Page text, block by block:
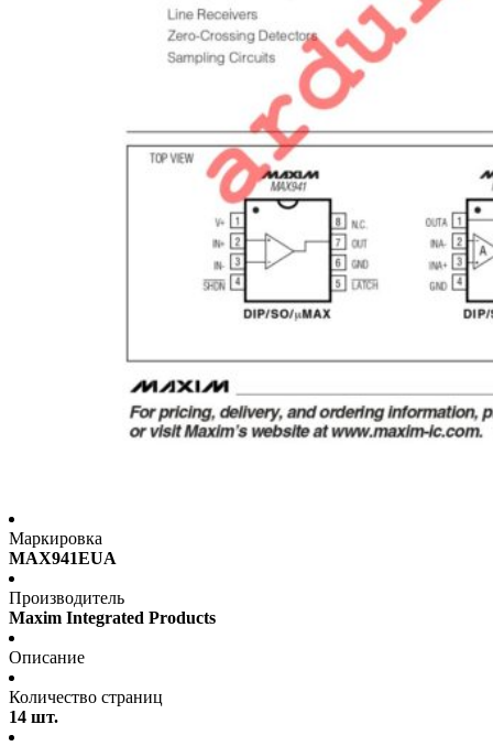
Маркировка
MAX941EUA
Производитель
Maxim Integrated Products
Описание
Количество страниц
14 шт.